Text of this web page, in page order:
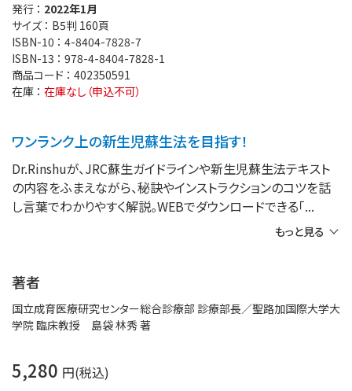
発行 ： 2022年1月
サイズ ： B5判 160頁
ISBN-10 ： 4-8404-7828-7
ISBN-13 ： 978-4-8404-7828-1
商品コード ： 402350591
在庫 ： 在庫なし（申込不可）
ワンランク上の新生児蘇生法を目指す！
Dr.Rinshuが、JRC蘇生ガイドラインや新生児蘇生法テキスト
の内容をふまえながら、秘訣やインストラクションのコツを話
し言葉でわかりやすく解説。WEBでダウンロードできる「
もっと見る
著者
国立成育医療研究センター総合診療部 診療部長／聖路加国際大学大
学院 臨床教授 島袋 林秀 著
5,280 円(税込)